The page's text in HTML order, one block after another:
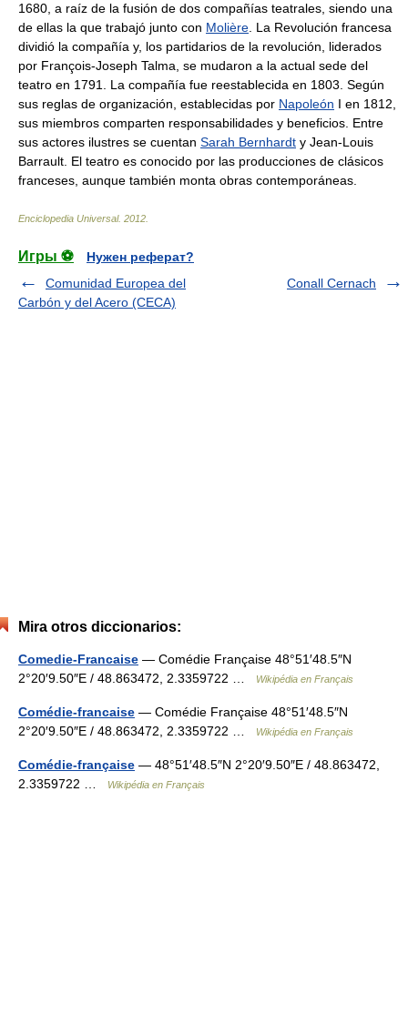
1680, a raíz de la fusión de dos compañías teatrales, siendo una
de ellas la que trabajó junto con Molière . La Revolución francesa
dividió la compañía y, los partidarios de la revolución, liderados
por François-Joseph Talma, se mudaron a la actual sede del
teatro en 1791. La compañía fue reestablecida en 1803. Según
sus reglas de organización, establecidas por Napoleón I en 1812,
sus miembros comparten responsabilidades y beneficios. Entre
sus actores ilustres se cuentan Sarah Bernhardt y Jean-Louis
Barrault. El teatro es conocido por las producciones de clásicos
franceses, aunque también monta obras contemporáneas.
Enciclopedia Universal. 2012
Игры ⚽
Нужен реферат?
Comunidad Europea del
Carbón y del Acero (CECA)
Conall Cernach
Mira otros diccionarios:
Comedie-Francaise — Comédie Française 48°51′48.5″N
2°20′9.50″E / 48.863472, 2.3359722 …
Wikipédia en Français
Comédie-francaise — Comédie Française 48°51′48.5″N
2°20′9.50″E / 48.863472, 2.3359722 …
Wikipédia en Français
Comédie-française — 48°51′48.5″N 2°20′9.50″E / 48.863472,
2.3359722 …
Wikipédia en Français